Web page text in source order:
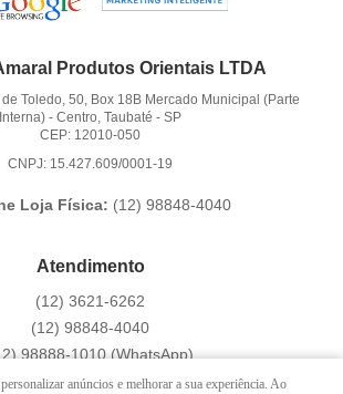
Produtos Orientais LTDA
Toledo, 50, Box 18B Mercado Municipal (Parte
Interna) -Centro, Taubaté -SP
CEP: 12010-050
CNPJ: 15.427.609/0001-19
Loja Física: (12) 98848-4040
Atendimento
(12) 3621-6262
(12) 98848-4040
98888-1010(WhatsApp)
a Sexta das 9:00h às 16:00h
anúncios e melhorar a sua experiência. Ao